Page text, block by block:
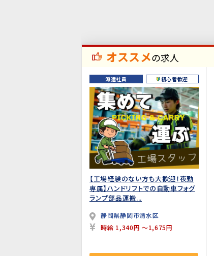
オススメの求人
派遣社員 初心者歓迎
【工場経験のない方も大歓迎！夜勤
専属】ハンドリフトでの自動車フォグ
ランプ部品運搬...
静岡県静岡市清水区
時給 1,340円 ～1,675円